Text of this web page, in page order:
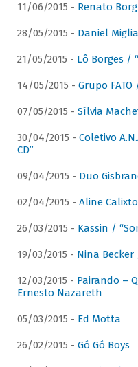
11/06/2015 - Renato
28/05/2015 - Daniel
21/05/2015 - Lô Borges /
14/05/2015 - Grupo FATO
07/05/2015 - Sílvia
30/04/2015 - Coletivo
CD”
09/04/2015 - Duo
02/04/2015 - Aline
26/03/2015 - Kassin /
19/03/2015 - Nina Becker
12/03/2015 - Pairando –
Ernesto Nazareth
05/03/2015 - Ed Motta
26/02/2015 - Gó Gó Boys